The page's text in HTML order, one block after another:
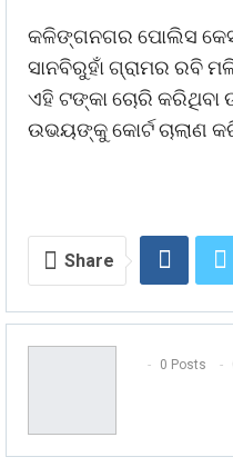
କଳିଙ୍ଗନଗର ପୋଲିସ କେସ
ସାନବିରୁହାଁ ଗ୍ରାମର ରବି
ଏହି ଟଙ୍କା ଚୋରି କରିଥିବା
ଉଭୟଙ୍କୁ କୋର୍ଟ ଚାଲାଣ
Share
0 Posts